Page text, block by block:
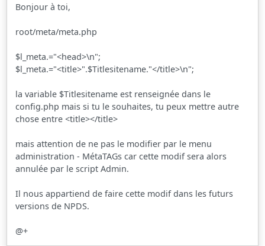
Bonjour à toi,
root/meta/meta.php
$l_meta.="<head>\n";
$l_meta.="<title>".$Titlesitename."</title>\n";
la variable $Titlesitename est renseignée dans le
config.php mais si tu le souhaites, tu peux mettre autre
chose entre <title></title>
mais attention de ne pas le modifier par le menu
administration - MétaTAGs car cette modif sera alors
annulée par le script Admin.
Il nous appartiend de faire cette modif dans les futurs
versions de NPDS.
@+